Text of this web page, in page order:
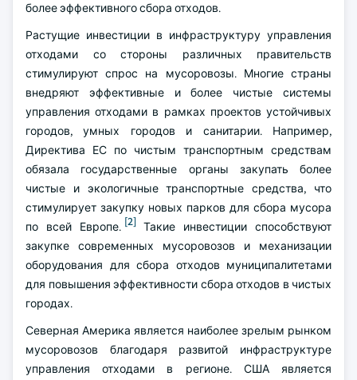
более эффективного сбора отходов.
Растущие инвестиции в инфраструктуру управления
отходами со стороны различных правительств
стимулируют спрос на мусоровозы. Многие страны
внедряют эффективные и более чистые системы
управления отходами в рамках проектов устойчивых
городов, умных городов и санитарии. Например,
Директива ЕС по чистым транспортным средствам
обязала государственные органы закупать более
чистые и экологичные транспортные средства, что
стимулирует закупку новых парков для сбора мусора
по всей Европе. [2]Такие инвестиции способствуют
закупке современных мусоровозов и механизации
оборудования для сбора отходов муниципалитетами
для повышения эффективности сбора отходов в чистых
городах.
Северная Америка является наиболее зрелым рынком
мусоровозов благодаря развитой инфраструктуре
управления отходами в регионе. США является